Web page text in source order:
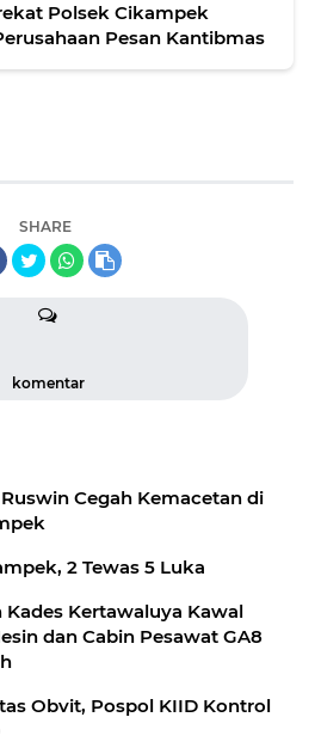
Polsek Cikampek
Pesan Kantibmas
SHARE
komentar
Cegah Kemacetan di
Laka Beruntun di Cikampek, 2 Tewas 5 Luka
Kertawaluya Kawal
dan Cabin Pesawat GA8
Obvit, Pospol KIID Kontrol